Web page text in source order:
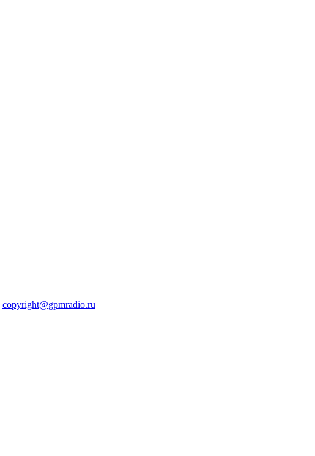
copyright@gpmradio.ru